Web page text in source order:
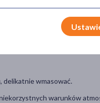
wiatru i zmian temperatury.
delikatnie wmasować.
warunków